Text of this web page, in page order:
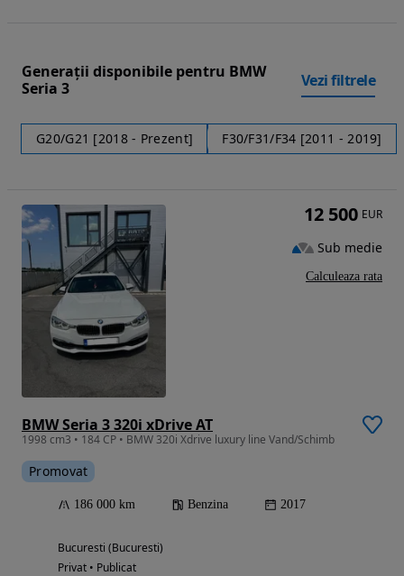
Generații disponibile pentru BMW
Seria 3
Vezi filtrele
G20/G21 [2018 - Prezent] F30/F31/F34 [2011 - 2019]
BMW Seria 3 320i xDrive AT
1998 cm3 • 184 CP • BMW 320i Xdrive luxury line Vand/Schimb
Promovat
186 000 km Benzina 2017
Bucuresti (Bucuresti)
Privat • Publicat
12 500 EUR
Sub medie
Calculeaza rata